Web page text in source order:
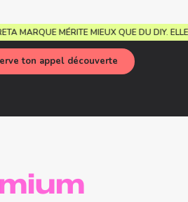
TA MARQUE MÉRITE MIEUX QUE DU
ton appel découverte